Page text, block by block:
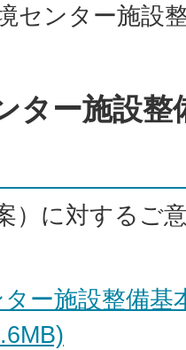
センター施設
ター施設整
）に対するご
ー施設整備基